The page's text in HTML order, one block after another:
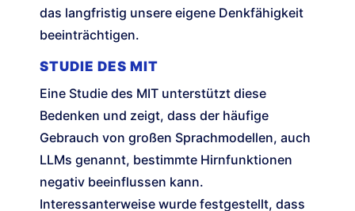
das langfristig unsere eigene Denkfähigkeit
beeinträchtigen.
STUDIE DES MIT
Eine Studie des MIT unterstützt diese
Bedenken und zeigt, dass der häufige
Gebrauch von großen Sprachmodellen, auch
LLMs genannt, bestimmte Hirnfunktionen
negativ beeinflussen kann.
Interessanterweise wurde festgestellt, dass